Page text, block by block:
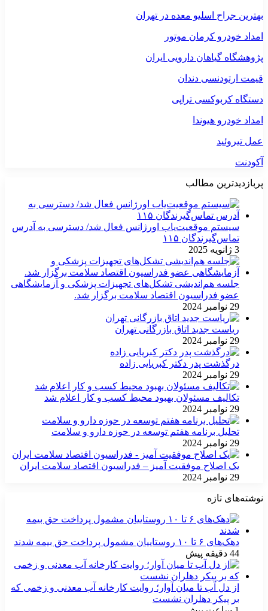
بهترین جراح اسلیو معده در تهران
امداد خودرو کرمان موتور
پژوهشگاه گیاهان دارویی ایران
قیمت ارتودنسی دندان
دستگاه کربوکسی تراپی
امداد خودرو هیوندا
عمل تیروئید
آکودنت
پربازدیدترین مطالب
سیستم موقعیت‌یاب اورژانس فعال شد/ دسترسی به آدرس
تماس‌گیرندگان ۱۱۵
3 ژانویه 2025
جلسه هم‌اندیشی تشکل‌های تجهیزات پزشکی و آزمایشگاهی
عضو فدراسیون اقتصاد سلامت برگزار شد.
29 نوامبر 2024
ریاست جدید اتاق بازرگانی تهران
29 نوامبر 2024
درگذشت پدر دکتر کبریایی زاده
29 نوامبر 2024
تکالیف مسئولان بهبود محیط کسب و کار اعلام شد
29 نوامبر 2024
تحلیل برنامه هفتم توسعه در حوزه دارو و سلامت
29 نوامبر 2024
یک اصلاح موفقیت آمیز – فدراسیون اقتصاد سلامت ایران
29 نوامبر 2024
نوشته‌های تازه
دهک‌های ۶ تا ۱۰ روستاییان مشمول پرداخت حق بیمه شدند
44 دقیقه پیش
از دل آب تا میان آوار؛ روایت کارخانه آب معدنی و زخمی که
بر پیکر دهلران نشست